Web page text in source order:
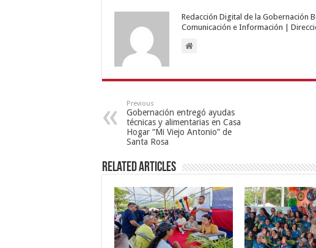
Redacción Digital de la Gobernación
Comunicación e Información |
Previous
Gobernación entregó ayudas
técnicas y alimentarias en Casa
Hogar “Mi Viejo Antonio” de
Santa Rosa
Related Articles